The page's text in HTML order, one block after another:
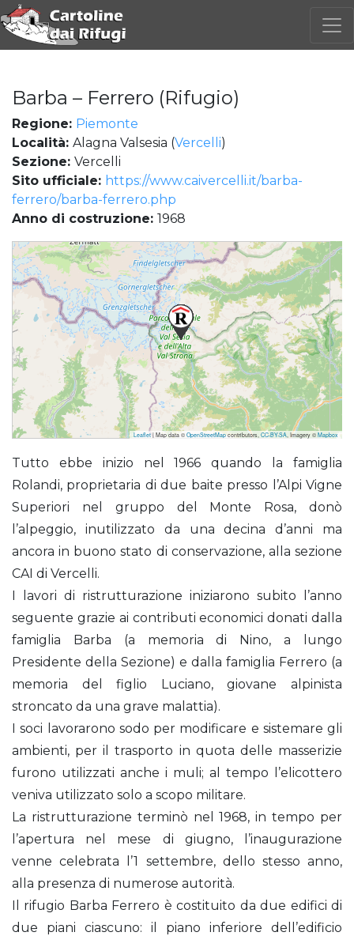
Barba – Ferrero (Rifugio)
Regione: Piemonte
Località: Alagna Valsesia (Vercelli)
Sezione: Vercelli
Sito ufficiale: https://www.caivercelli.it/barba-
ferrero/barba-ferrero.php
Anno di costruzione: 1968
Leaflet| Map data © OpenStreetMap contributors, CC-BY-SA, Imagery © Mapbox
Tutto ebbe inizio nel 1966 quando la famiglia
Rolandi, proprietaria di due baite presso l’Alpi Vigne
Superiori nel gruppo del Monte Rosa, donò
l’alpeggio, inutilizzato da una decina d’anni ma
ancora in buono stato di conservazione, alla sezione
CAI di Vercelli.
I lavori di ristrutturazione iniziarono subito l’anno
seguente grazie ai contributi economici donati dalla
famiglia Barba (a memoria di Nino, a lungo
Presidente della Sezione) e dalla famiglia Ferrero (a
memoria del figlio Luciano, giovane alpinista
stroncato da una grave malattia).
I soci lavorarono sodo per modificare e sistemare gli
ambienti, per il trasporto in quota delle masserizie
furono utilizzati anche i muli; al tempo l’elicottero
veniva utilizzato solo a scopo militare.
La ristrutturazione terminò nel 1968, in tempo per
l’apertura nel mese di giugno, l’inaugurazione
venne celebrata l’1 settembre, dello stesso anno,
alla presenza di numerose autorità.
Il rifugio Barba Ferrero è costituito da due edifici di
due piani ciascuno: il piano inferiore dell’edificio